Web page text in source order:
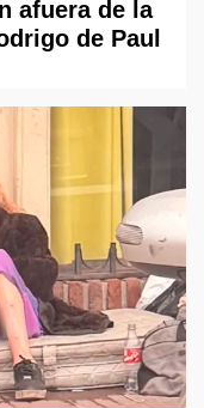
afuera de la
de Paul